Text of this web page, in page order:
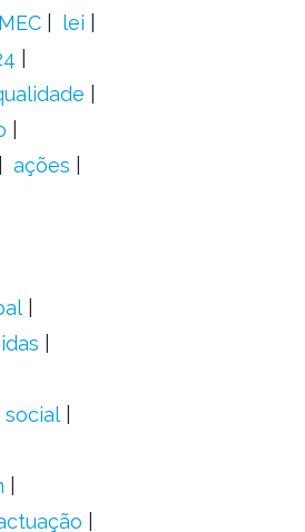
MEC
lei
ações